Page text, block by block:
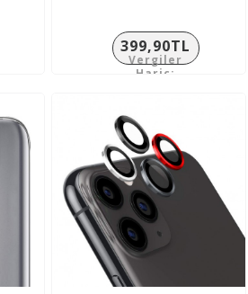
399,90TL
Vergiler
Hariç: